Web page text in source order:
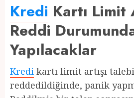
Kredi Kartı Limit
Reddi
Yapılacaklar
Kredi kartı limit artışı
reddedildiğinde, panik